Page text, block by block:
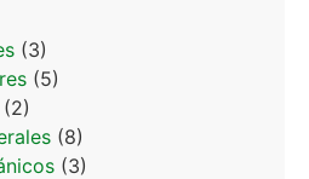
(3)
(5)
(2)
(8)
(3)